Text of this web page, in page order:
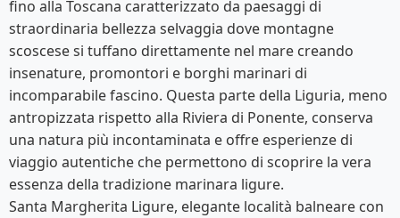
fino alla Toscana caratterizzato da paesaggi di
straordinaria bellezza selvaggia dove montagne
scoscese si tuffano direttamente nel mare creando
insenature, promontori e borghi marinari di
incomparabile fascino. Questa parte della Liguria, meno
antropizzata rispetto alla Riviera di Ponente, conserva
una natura più incontaminata e offre esperienze di
viaggio autentiche che permettono di scoprire la vera
essenza della tradizione marinara ligure.
Santa Margherita Ligure, elegante località balneare con